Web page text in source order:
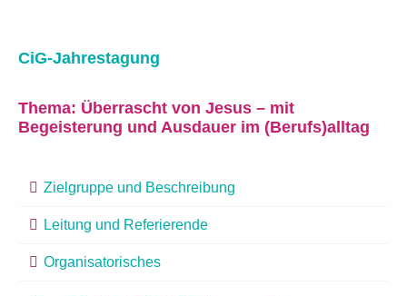
CiG-Jahrestagung
Thema: Überrascht von Jesus – mit
Begeisterung und Ausdauer im (Berufs)alltag
Zielgruppe und Beschreibung
Leitung und Referierende
Organisatorisches